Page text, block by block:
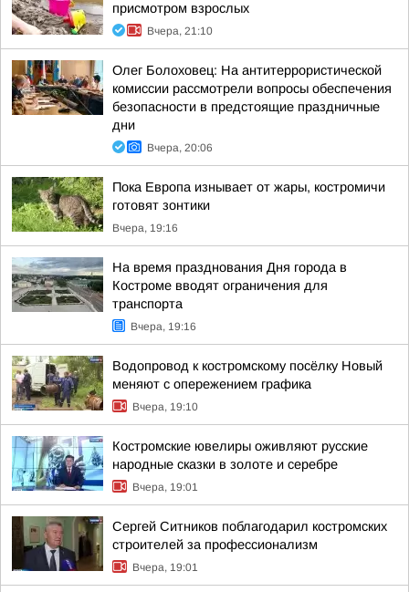
присмотром взрослых
Вчера, 21:10
Олег Болоховец: На антитеррористической
комиссии рассмотрели вопросы обеспечения
безопасности в предстоящие праздничные
дни
Вчера, 20:06
Пока Европа изнывает от жары, костромичи
готовят зонтики
Вчера, 19:16
На время празднования Дня города в
Костроме вводят ограничения для
транспорта
Вчера, 19:16
Водопровод к костромскому посёлку Новый
меняют с опережением графика
Вчера, 19:10
Костромские ювелиры оживляют русские
народные сказки в золоте и серебре
Вчера, 19:01
Сергей Ситников поблагодарил костромских
строителей за профессионализм
Вчера, 19:01